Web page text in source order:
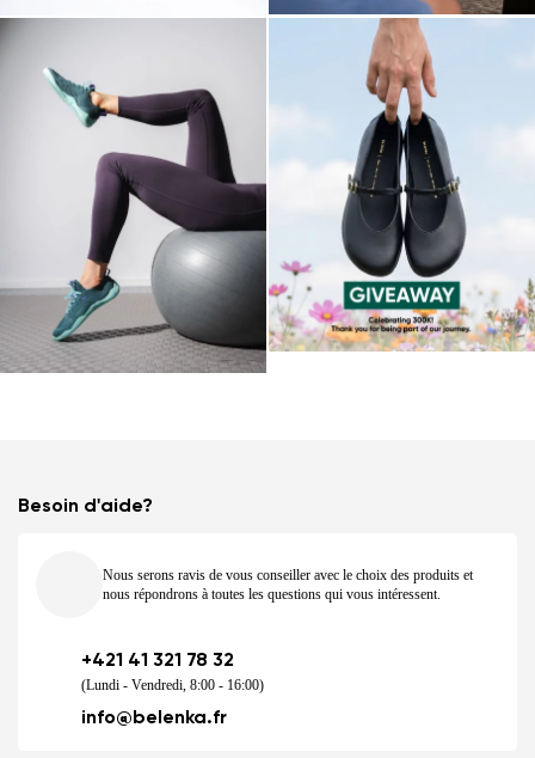
Besoin d'aide?
Nous serons ravis de vous conseiller avec le choix des produits et
nous répondrons à toutes les questions qui vous intéressent.
+421 41 321 78 32
(Lundi - Vendredi, 8:00 - 16:00)
info@belenka.fr